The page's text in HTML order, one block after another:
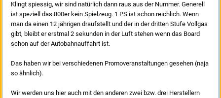
Klingt spiessig, wir sind natürlich dann raus aus der Nummer. Generell
ist speziell das 800er kein Spielzeug. 1 PS ist schon reichlich. Wenn
man da einen 12 jährigen draufstellt und der in der dritten Stufe Vollgas
gibt, bleibt er erstmal 2 sekunden in der Luft stehen wenn das Board
schon auf der Autobahnauffahrt ist.
Das haben wir bei verschiedenen Promoveranstaltungen gesehen (naja
so ähnlich).
Wir werden uns hier auch mit den anderen zwei bzw. drei Herstellern